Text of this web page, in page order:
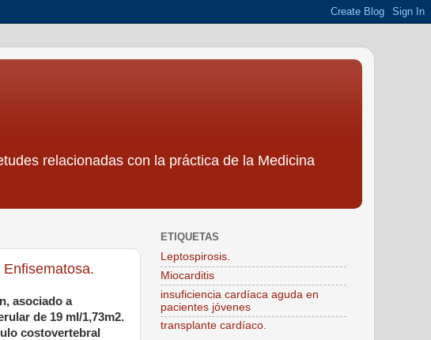
relacionadas con la práctica de la Medicina
asociado a
de 19 ml/1,73m2.
costovertebral
ETIQUETAS
Leptospirosis.
Miocarditis
insuficiencia cardíaca aguda en
pacientes jóvenes
transplante cardíaco.